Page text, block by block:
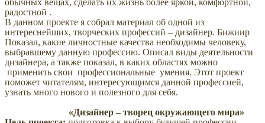
обычных вещах, сделать их жизнь более яркой, комфортной,
радостной .
В данном проекте я собрал материал об одной из
интереснейших, творческих профессий – дизайнер. Бижиир
Показал, какие личностные качества необходимы человеку,
выбравшему данную профессию. Описал виды деятельности
дизайнера, а также показал, в каких областях можно
применить свои профессиональные умения. Этот проект
поможет читателям, интересующимся данной профессией,
узнать много нового и полезного для себя.
«Дизайнер – творец окружающего мира»